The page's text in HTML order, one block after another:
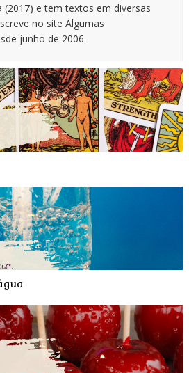
(2017) e tem textos em diversas
no site Algumas
junho de 2006.